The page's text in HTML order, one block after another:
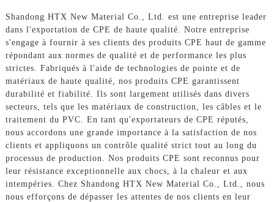
Shandong HTX New Material Co., Ltd. est une entreprise leader
dans l'exportation de CPE de haute qualité. Notre entreprise
s'engage à fournir à ses clients des produits CPE haut de gamme
répondant aux normes de qualité et de performance les plus
strictes. Fabriqués à l'aide de technologies de pointe et de
matériaux de haute qualité, nos produits CPE garantissent
durabilité et fiabilité. Ils sont largement utilisés dans divers
secteurs, tels que les matériaux de construction, les câbles et le
traitement du PVC. En tant qu'exportateurs de CPE réputés,
nous accordons une grande importance à la satisfaction de nos
clients et appliquons un contrôle qualité strict tout au long du
processus de production. Nos produits CPE sont reconnus pour
leur résistance exceptionnelle aux chocs, à la chaleur et aux
intempéries. Chez Shandong HTX New Material Co., Ltd., nous
nous efforçons de dépasser les attentes de nos clients en leur